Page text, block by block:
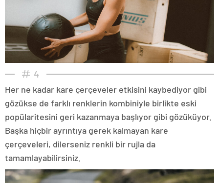
4
Her ne kadar kare çerçeveler etkisini kaybediyor gibi
gözükse de farklı renklerin kombiniyle birlikte eski
popülaritesini geri kazanmaya başlıyor gibi gözüküyor.
Başka hiçbir ayrıntıya gerek kalmayan kare
çerçeveleri, dilerseniz renkli bir rujla da
tamamlayabilirsiniz.